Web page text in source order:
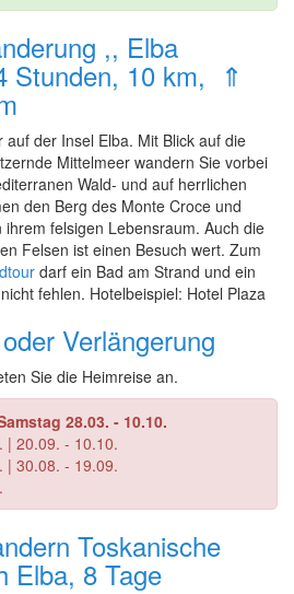
,, Elba
Stunden, 10 km, ⇑
der Insel Elba. Mit Blick auf die
Mittelmeer wandern Sie vorbei
Wald- und auf herrlichen
den Berg des Monte Croce und
felsigen Lebensraum. Auch die
Felsen ist einen Besuch wert. Zum
darf ein Bad am Strand und ein
fehlen. Hotelbeispiel: Hotel Plaza
Verlängerung
Sie die Heimreise an.
28.03. - 10.10.
| 20.09. - 10.10.
| 30.08. - 19.09.
Toskanische
Elba, 8 Tage